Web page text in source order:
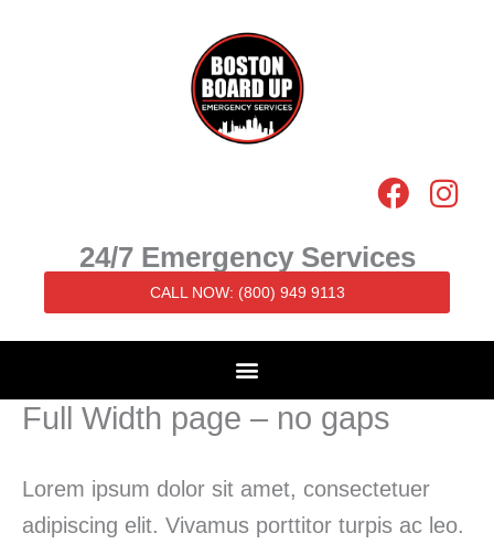
F
a
c
e
b
o
k
I
n
t
a
g
a
24/7 Emergency Services
CALL NOW: (800) 949 9113
Full Width page – no gaps
Lorem ipsum dolor sit amet, consectetuer
adipiscing elit. Vivamus porttitor turpis ac leo.